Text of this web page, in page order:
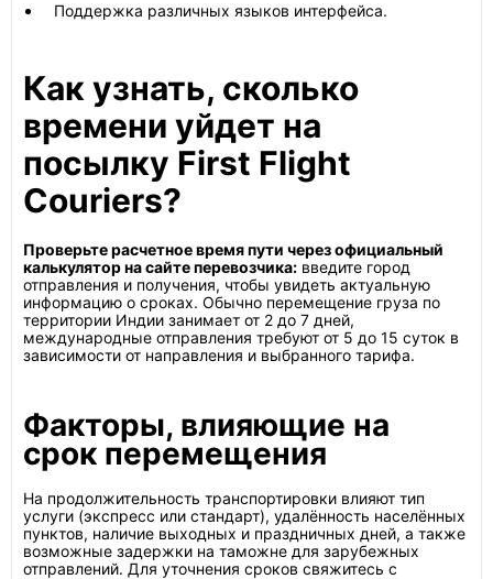
Поддержка различных языков интерфейса.
Как узнать, сколько
времени уйдет на
посылку First Flight
Couriers?
Проверьте расчетное время пути через официальный
калькулятор на сайте перевозчика: введите город
отправления и получения, чтобы увидеть актуальную
информацию о сроках. Обычно перемещение груза по
территории Индии занимает от 2 до 7 дней,
международные отправления требуют от 5 до 15 суток в
зависимости от направления и выбранного тарифа.
Факторы, влияющие на
срок перемещения
На продолжительность транспортировки влияют тип
услуги (экспресс или стандарт), удалённость населённых
пунктов, наличие выходных и праздничных дней, а также
возможные задержки на таможне для зарубежных
отправлений. Для уточнения сроков свяжитесь с